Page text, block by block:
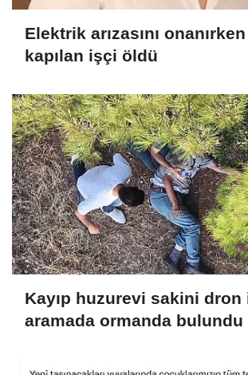
Elektrik arızasını
kapılan işçi öldü
Kayıp huzurevi sakini dron
aramada ormanda bulundu